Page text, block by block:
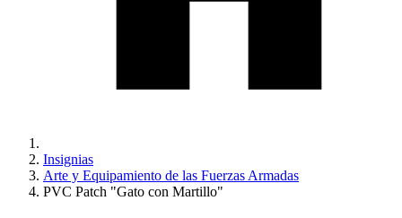
Insignias
Arte y Equipamiento de las Fuerzas Armadas
PVC Patch "Gato con Martillo"